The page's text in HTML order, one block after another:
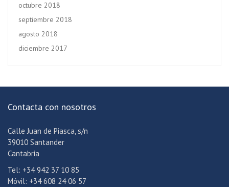
octubre 2018
septiembre 2018
agosto 2018
diciembre 2017
Contacta con nosotros
Calle Juan de Piasca, s/n
39010 Santander
Cantabria
Tel: +34 942 37 10 85
Móvil: +34 608 24 06 57